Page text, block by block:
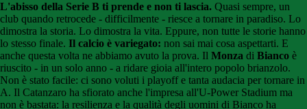
L'abisso della Serie B ti prende e non ti lascia. Quasi sempre, un
club quando retrocede - difficilmente - riesce a tornare in paradiso. Lo
dimostra la storia. Lo dimostra la vita. Eppure, non tutte le storie hanno
lo stesso finale. Il calcio è variegato: non sai mai cosa aspettarti. E
anche questa volta ne abbiamo avuto la prova. Il Monza di Bianco è
riuscito - in un solo anno - a ridare gioia all'intero popolo brianzolo.
Non è stato facile: ci sono voluti i playoff e tanta audacia per tornare in
A. Il Catanzaro ha sfiorato anche l'impresa all'U-Power Stadium ma
non è bastata: la resilienza e la qualità degli uomini di Bianco ha